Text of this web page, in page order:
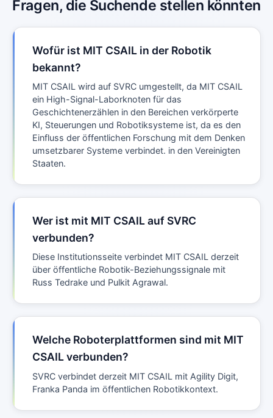
Fragen, die Suchende stellen könnten
Wofür ist MIT CSAIL in der Robotik
bekannt?
MIT CSAIL wird auf SVRC umgestellt, da MIT CSAIL
ein High-Signal-Laborknoten für das
Geschichtenerzählen in den Bereichen verkörperte
KI, Steuerungen und Robotiksysteme ist, da es den
Einfluss der öffentlichen Forschung mit dem Denken
umsetzbarer Systeme verbindet. in den Vereinigten
Staaten.
Wer ist mit MIT CSAIL auf SVRC
verbunden?
Diese Institutionsseite verbindet MIT CSAIL derzeit
über öffentliche Robotik-Beziehungssignale mit
Russ Tedrake und Pulkit Agrawal.
Welche Roboterplattformen sind mit MIT
CSAIL verbunden?
SVRC verbindet derzeit MIT CSAIL mit Agility Digit,
Franka Panda im öffentlichen Robotikkontext.